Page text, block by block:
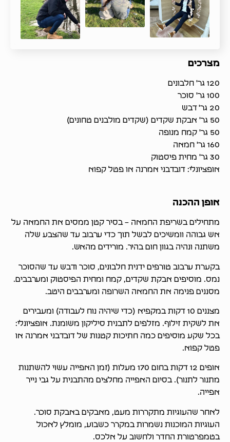
מצרכים
120 גר' חלבונים
100 גר' סוכר
20 גר' דבש
50 גר' אבקת שקדים (שקדים מולבנים טחונים)
50 גר' קמח מנופה
160 גר' חמאה
30 גר' מחית פיסטוק
אופציונלי: דובדבני אמרנה או פטל קפוא
אופן ההכנה
מתחילים בשריפת החמאה – בסיר קטן ממסים את החמאה על
אש גבוהה וומשיכים לבשל תוך כדי ערבוב עד שהצבע שלה
משתנה ונהיה בגוון חום בהיר. מורידים מהאש.
בקערת ערבוב טורפים ידנית חלבונים, סוכר ודבש עד שהסוכר
נמס. מוסיפים אבקת שקדים, קמח ומחית הפיסטוק ומערבבים.
מסננים פנימה את החמאה השרופה ומערבבים היטב.
מצננים 10 דקות במקפיא (כדי שיהיה נוח לעבודה) ומעבירים
את לשקית זילוף. מזלפים לתבנית סיליקון משומנת. אופציונלי:
בכל שקע מוסיפים כמה חתיכות קטנות של דובדבני אמרנה או
פטל קפוא.
אופים 12 דקות בחום 170 מעלות (זמן האפייה עשוי להשתנות
מתנור לתנור). בסיום האפייה מחלצים מהתבנית על גבי נייר
אפייה.
לאחר שהעוגיות מתקררות מעט, מאבקים באבקת סוכר.
העוגיות המוכנות נשמרות במקרר כשבוע, מומלץ לאכול
בטמפרטורת החדר ולחשוב על אלכס.